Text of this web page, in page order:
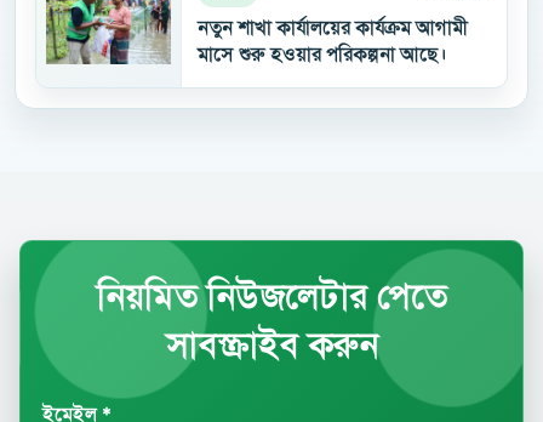
নতুন শাখা কার্যালয়ের কার্যক্রম আগামী
মাসে শুরু হওয়ার পরিকল্পনা আছে।
নিয়মিত নিউজলেটার পেতে
সাবস্ক্রাইব করুন
ইমেইল *